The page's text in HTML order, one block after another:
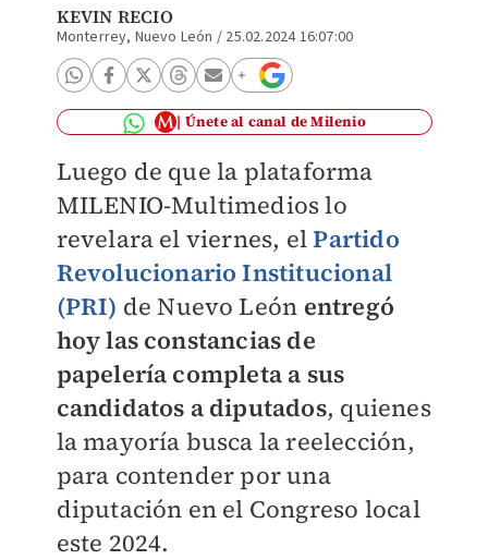
KEVIN RECIO
Monterrey, Nuevo León / 25.02.2024 16:07:00
Únete al canal de Milenio
Luego de que la plataforma
MILENIO-Multimedios lo
revelara el viernes, elPartido
Revolucionario Institucional
(PRI) de Nuevo León entregó
hoy las constancias de
papelería completa a sus
candidatos a diputados, quienes
la mayoría busca la reelección,
para contender por una
diputación en el Congreso local
este 2024.